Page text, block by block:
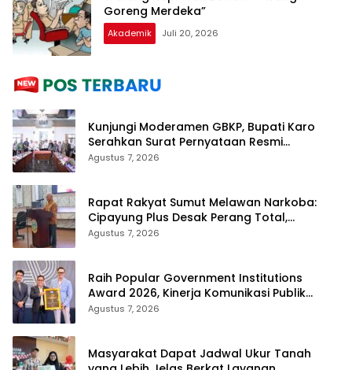
Goreng Merdeka”
Akademik Juli 20, 2026
Kunjungi Moderamen GBKP, Bupati Karo
Serahkan Surat Pernyataan Resmi
Penyerahan Aset RSUD Kabanjahe
Agustus 7, 2026
Rapat Rakyat Sumut Melawan Narkoba:
Cipayung Plus Desak Perang Total,
Generasi Muda Jadi Benteng Utama
Agustus 7, 2026
Raih Popular Government Institutions
Award 2026, Kinerja Komunikasi Publik
Kementerian ATR/BPN Kembali Diakui
Agustus 7, 2026
Masyarakat Dapat Jadwal Ukur Tanah